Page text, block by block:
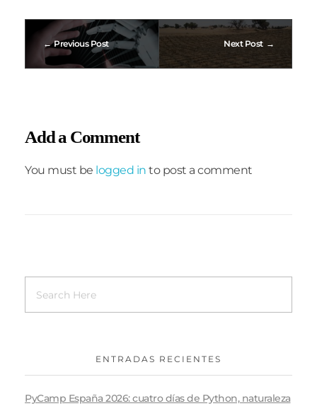
Previous Post Next Post
Add a Comment
You must be logged in to post a comment
ENTRADAS RECIENTES
PyCamp España 2026: cuatro días de Python, naturaleza